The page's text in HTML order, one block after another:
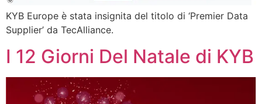
KYB Europe è stata insignita del titolo di ‘Premier Data
Supplier’ da TecAlliance.
I 12 Giorni Del Natale di KYB